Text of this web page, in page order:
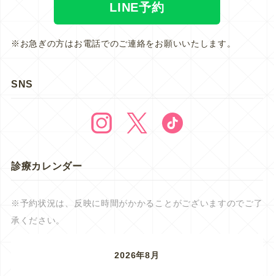
LINE予約
※お急ぎの方はお電話でのご連絡をお願いいたします。
SNS
診療カレンダー
※予約状況は、反映に時間がかかることがございますのでご了
承ください。
2026年8月